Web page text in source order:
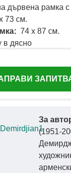
дървена рамка с
73 см.
74 x 87 см.
в дясно
За
(1951-